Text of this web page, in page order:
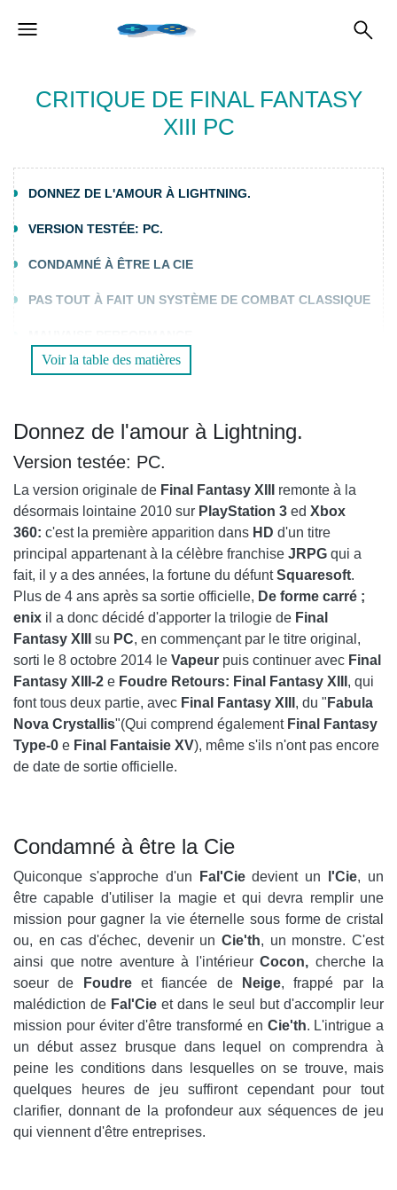
CRITIQUE DE FINAL FANTASY
XIII PC
DONNEZ DE L'AMOUR À LIGHTNING.
VERSION TESTÉE: PC.
CONDAMNÉ À ÊTRE LA CIE
PAS TOUT À FAIT UN SYSTÈME DE COMBAT CLASSIQUE
COMMENTAIRE FINAL
Voir la table des matières
Donnez de l'amour à Lightning.
Version testée: PC.
La version originale de Final Fantasy XIII
remonte à la
désormais lointaine 2010 sur PlayStation 3 ed Xbox
360: c'est la première apparition dans HD d'un titre
principal appartenant à la célèbre franchise JRPG qui a
fait, il y a des années, la fortune du défuntSquaresoft.
Plus de 4 ans après sa sortie officielle, De forme carré ;
enix il a donc décidé d'apporter la trilogie de Final
Fantasy XIII
su PC, en commençant par le titre original,
sorti le 8 octobre 2014 le Vapeur puis continuer avec Final
Fantasy XIII-2 e Foudre Retours: Final Fantasy XIII , qui
font tous deux partie, avec Final Fantasy XIII , du " Fabula
Nova Crystallis"(Qui comprend égalementFinal Fantasy
Type-0 e Final Fantaisie XV), même s'ils n'ont pas encore
de date de sortie officielle.
Condamné à être la Cie
Quiconque s'approche d'un Fal'Ciedevient un l'Cie, un
être capable d'utiliser la magie et qui devra remplir une
mission pour gagner la vie éternelle sous forme de cristal
ou, en cas d'échec, devenir un Cie'th, un monstre. C'est
ainsi que notre aventure à l'intérieur Cocon, cherche la
soeur de
Foudreet fiancée de Neige, frappé par la
malédiction de Fal'Cie et dans le seul but d'accomplir leur
mission pour éviter d'être transformé en Cie'th. L'intrigue a
un début assez brusque dans lequel on comprendra à
peine les conditions dans lesquelles on se trouve, mais
quelques heures de jeu suffiront cependant pour tout
clarifier, donnant de la profondeur aux séquences de jeu
qui viennent d'être entreprises.